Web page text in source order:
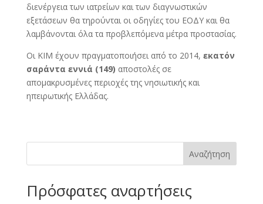
διενέργεια των ιατρείων και των διαγνωστικών
εξετάσεων θα τηρούνται οι οδηγίες του ΕΟΔΥ και θα
λαμβάνονται όλα τα προβλεπόμενα μέτρα προστασίας.
Οι KIM έχουν πραγματοποιήσει από το 2014, εκατόν
σαράντα εννιά (149) αποστολές σε
απομακρυσμένες περιοχές της νησιωτικής και
ηπειρωτικής Ελλάδας.
Αναζήτηση
Πρόσφατες αναρτήσεις